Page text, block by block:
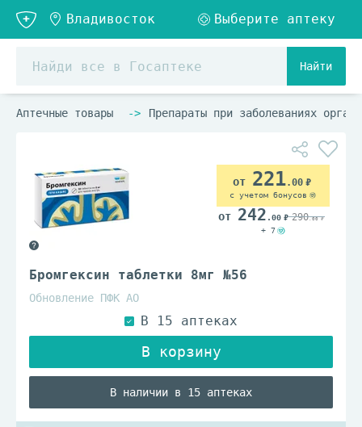
Найти
Аптечные товары Препараты при заболеваниях
Бромгексин таблетки 8мг №56
Обновление ПФК АО
В наличии в 15 аптеках
221.00
с учетом бонусов
242 .00 290.00
+ 7